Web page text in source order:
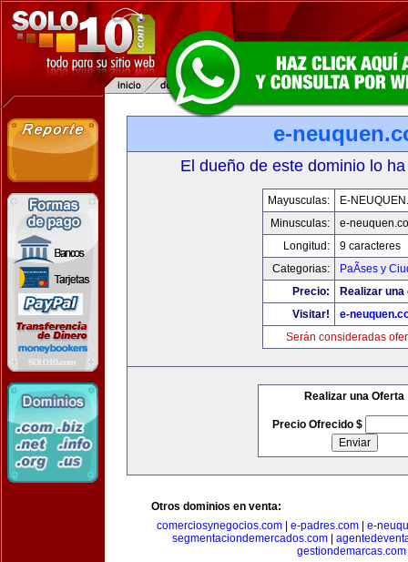
e-
El dueño de este dominio lo
Mayusculas:
E-
Minusculas:
e-
Longitud:
9 caracteres
Categorias:
PaÃ­ses y
Precio:
Realizar
Visitar!
e-
Serán consideradas
Realizar una Oferta
Precio Ofrecido $
Otros dominios en venta:
comerciosynegocios.com| e-padres.com| e-
segmentaciondemercados.com
gestiondemarcas.com